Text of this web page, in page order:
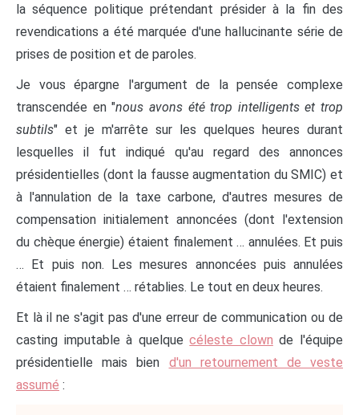
la séquence politique prétendant présider à la fin des
revendications a été marquée d'une hallucinante série de
prises de position et de paroles.
Je vous épargne l'argument de la pensée complexe
transcendée en "nous avons été trop intelligents et trop
subtils" et je m'arrête sur les quelques heures durant
lesquelles il fut indiqué qu'au regard des annonces
présidentielles (dont la fausse augmentation du SMIC) et
à l'annulation de la taxe carbone, d'autres mesures de
compensation initialement annoncées (dont l'extension
du chèque énergie) étaient finalement … annulées. Et puis
… Et puis non. Les mesures annoncées puis annulées
étaient finalement … rétablies. Le tout en deux heures.
Et là il ne s'agit pas d'une erreur de communication ou de
casting imputable à quelquecéleste clown de l'équipe
présidentielle mais bien d'un retournement de veste
assumé :